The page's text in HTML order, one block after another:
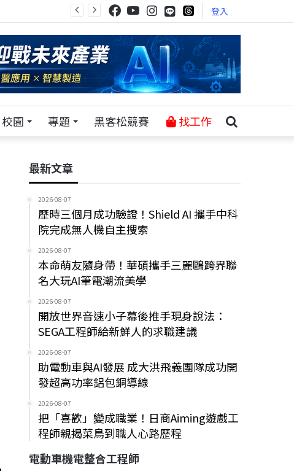
登入
校園 專題 黑客松競賽 找工作
最新文章
2026-08-07
歷時三個月成功驗證！Shield AI 攜手中科
院完成無人機自主搜索
2026-08-07
本命萌友隨身帶！華碩攜手三麗鷗跨界聯
名大玩AI筆電潮流美學
2026-08-07
開放世界音速小子幕後推手現身說法：
SEGA工程師給新鮮人的求職建議
2026-08-07
助電動車與AI發展 成大洪飛義團隊成功開
發超高功率鋁包銅導線
2026-08-07
把「喜歡」變成職業！日商Aiming遊戲工
程師親揭菜鳥到職人心路歷程
電動車機電整合工程師